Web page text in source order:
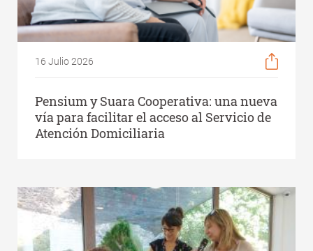
16 Julio 2026
Pensium y Suara Cooperativa: una nueva
vía para facilitar el acceso al Servicio de
Atención Domiciliaria